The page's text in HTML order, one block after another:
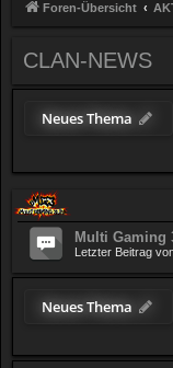
Foren-Übersicht
CLAN-NEWS
Neues Thema
Multi Gaming
Letzter Beitrag
Neues Thema